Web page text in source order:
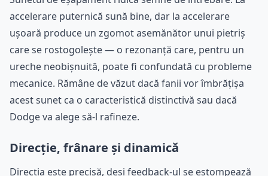
accelerare puternică sună bine, dar la accelerare
ușoară produce un zgomot asemănător unui pietriș
care se rostogolește — o rezonanță care, pentru un
ureche neobișnuită, poate fi confundată cu probleme
mecanice. Rămâne de văzut dacă fanii vor îmbrățișa
acest sunet ca o caracteristică distinctivă sau dacă
Dodge va alege să-l rafineze.
Direcție, frânare și dinamică
Direcția este precisă, deși feedback-ul se estompează